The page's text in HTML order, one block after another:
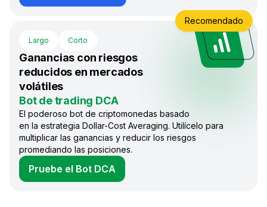
Largo Corto
Ganancias con riesgos
reducidos en mercados
volátiles
Bot de trading DCA
El poderoso bot de criptomonedas basado
en la estrategia Dollar-Cost Averaging. Utilícelo para
multiplicar las ganancias y reducir los riesgos
promediando las posiciones.
Pruebe el Bot DCA
Recomendado